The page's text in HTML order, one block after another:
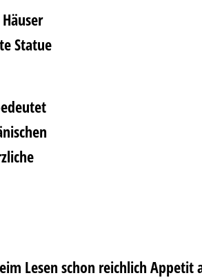
Statue
Lesen schon reichlich Appetit